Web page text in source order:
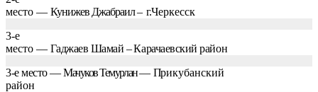
место — Кунижев Джабраил – г.Черкесск
3-е
место — Гаджаев Шамай –Карачаевский район
3-е место —Мачуков Темурлан — Прикубанский
район